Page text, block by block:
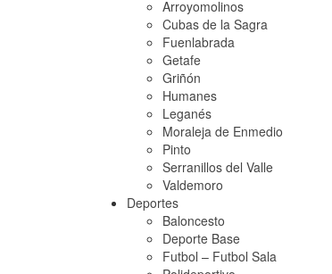
Arroyomolinos
Cubas de la Sagra
Fuenlabrada
Getafe
Griñón
Humanes
Leganés
Moraleja de Enmedio
Pinto
Serranillos del Valle
Valdemoro
Deportes
Baloncesto
Deporte Base
Futbol – Futbol Sala